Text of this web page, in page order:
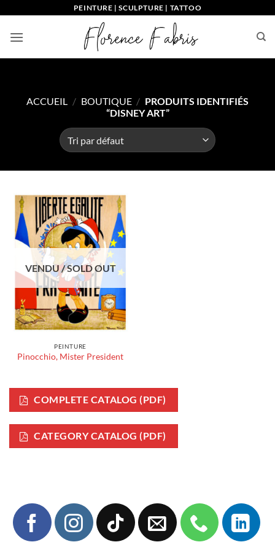
contenu
PEINTURE | SCULPTURE | TATTOO
ACCUEIL / BOUTIQUE / PRODUITS IDENTIFIÉS
“DISNEY ART”
VENDU / SOLD OUT
PEINTURE
Pinocchio, Mister President
COMPLETE CATALOG (PDF)
CATEGORY CATALOG (PDF)